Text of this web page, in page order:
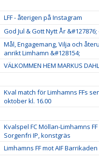
LFF - återigen på Instagram
God Jul & Gott Nytt År &#127876;
Mål, Engagemang, Vilja och
anrikt Limhamn &#128154;
VÄLKOMMEN HEM MARKUS DAHL
Kval match för Limhamns FFs
oktober kl. 16.00
Kvalspel FC Möllan-Limhamns FF
Sorgenfri IP, konstgräs
Limhamns FF mot AIF Barrikaden